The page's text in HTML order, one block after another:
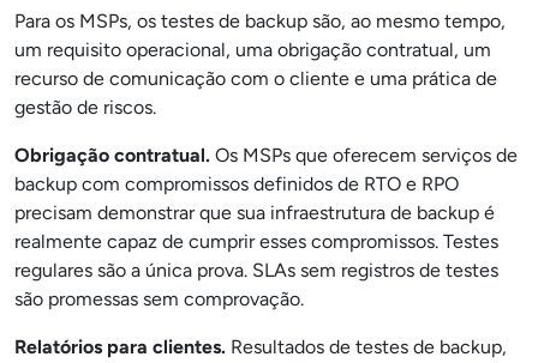
Para os MSPs, os testes de backup são, ao mesmo tempo,
um requisito operacional, uma obrigação contratual, um
recurso de comunicação com o cliente e uma prática de
gestão de riscos.
Obrigação contratual. Os MSPs que oferecem serviços de
backup com compromissos definidos de RTO e RPO
precisam demonstrar que sua infraestrutura de backup é
realmente capaz de cumprir esses compromissos. Testes
regulares são a única prova. SLAs sem registros de testes
são promessas sem comprovação.
Relatórios para clientes. Resultados de testes de backup,